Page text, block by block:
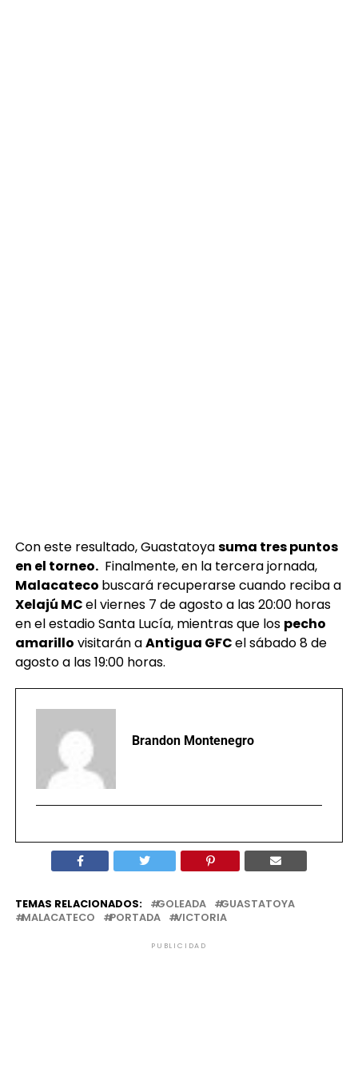
Con este resultado, Guastatoyasuma tres puntos
en el torneo.Finalmente, en la tercera jornada,
Malacateco buscará recuperarse cuando reciba a
Xelajú MCel viernes 7 de agosto a las 20:00 horas
en el estadio Santa Lucía, mientras que los pecho
amarillo visitarán aAntigua GFCel sábado 8 de
agosto a las 19:00 horas.
Brandon Montenegro
TEMAS RELACIONADOS: GOLEADA
GUASTATOYA
MALACATECO
PORTADA VICTORIA
PUBLICIDAD